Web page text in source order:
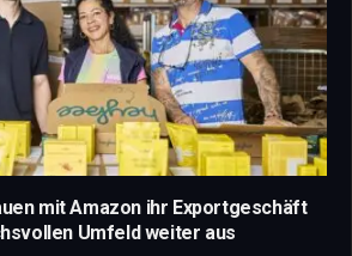
mit Amazon ihr Exportgeschäft
Umfeld weiter aus